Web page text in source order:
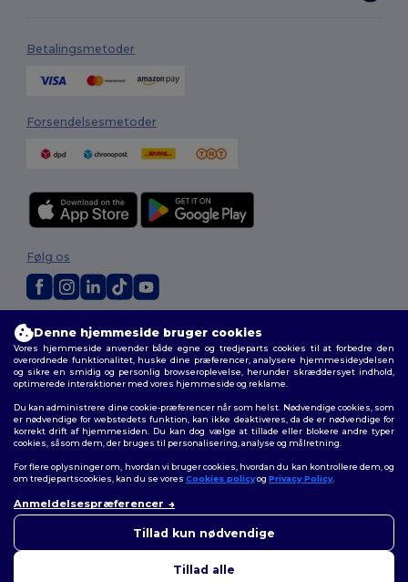
Betalingsmetoder
Forsendelsesmetoder
2026. Alle rettigheder forbeholdes
Vilkår og Betingelser|Tilpasset politik|Fortrolighedspolitik|Politik for
cookies|Sitemap
Følg os
Denne hjemmeside bruger cookies
Vores hjemmeside anvender både egne og tredjeparts cookies til at forbedre den
overordnede funktionalitet, huske dine præferencer, analysere hjemmesideydelsen
og sikre en smidig og personlig browseroplevelse, herunder skræddersyet indhold,
optimerede interaktioner med vores hjemmeside og reklame.
Du kan administrere dine cookie-præferencer når som helst. Nødvendige cookies, som
er nødvendige for webstedets funktion, kan ikke deaktiveres, da de er nødvendige for
korrekt drift af hjemmesiden. Du kan dog vælge at tillade eller blokere andre typer
cookies, såsom dem, der bruges til personalisering, analyse og målretning.
For flere oplysninger om, hvordan vi bruger cookies, hvordan du kan kontrollere dem, og
om tredjepartscookies, kan du se vores Cookies policyog Privacy Policy.
Anmeldelsespræferencer
Tillad kun nødvendige
Tillad alle